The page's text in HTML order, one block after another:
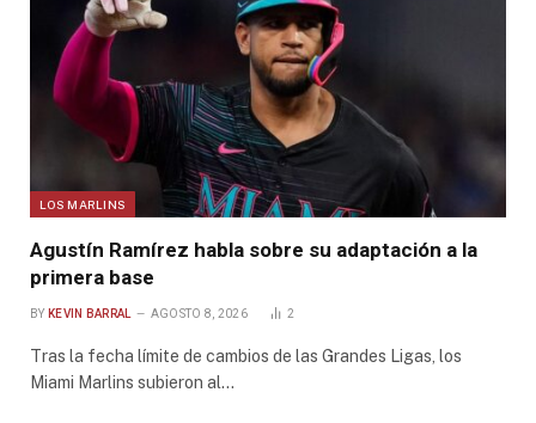
LOS MARLINS
Agustín Ramírez habla sobre su adaptación a la
primera base
BY KEVIN BARRAL AGOSTO 8, 2026 2
Tras la fecha límite de cambios de las Grandes Ligas, los
Miami Marlins subieron al…